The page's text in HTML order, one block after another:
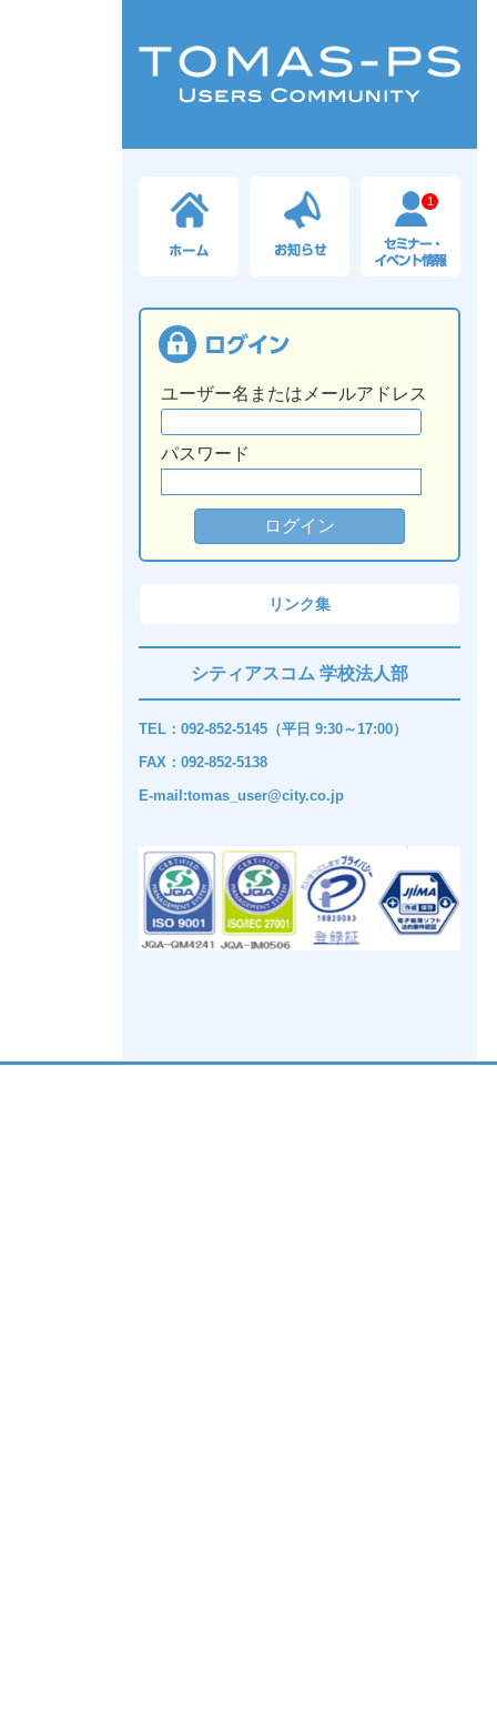
1
ユーザー名またはメールアドレス
パスワード
リンク集
シティアスコム 学校法人部
TEL：092-852-5145（平日 9:30～17:00）
FAX：092-852-5138
E-mail:tomas_user@city.co.jp